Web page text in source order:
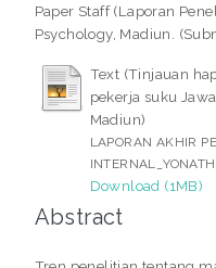
Paper Staff (Laporan
Psychology, Madiun.
Text (Tinjauan
pekerja suku
Madiun)
LAPORAN AKHIR
Download (1MB)
Abstract